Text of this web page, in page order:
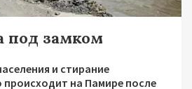
замком
и стирание
происходит на Памире после